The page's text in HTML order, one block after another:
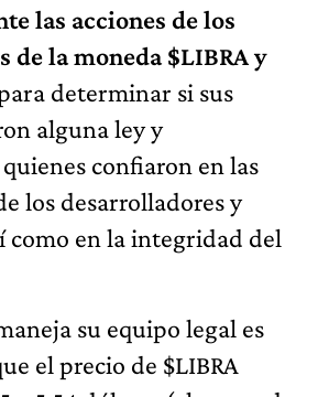
las acciones de los
de la moneda $LIBRA y
determinar si sus
alguna ley y
confiaron en las
los desarrolladores y
como en la integridad del
su equipo legal es
el precio de $LIBRA